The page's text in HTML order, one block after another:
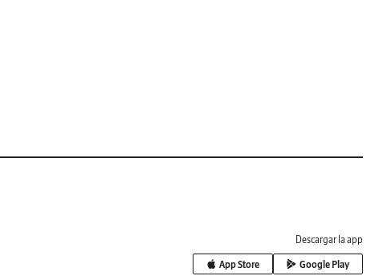
Descargar la app
App Store Google Play